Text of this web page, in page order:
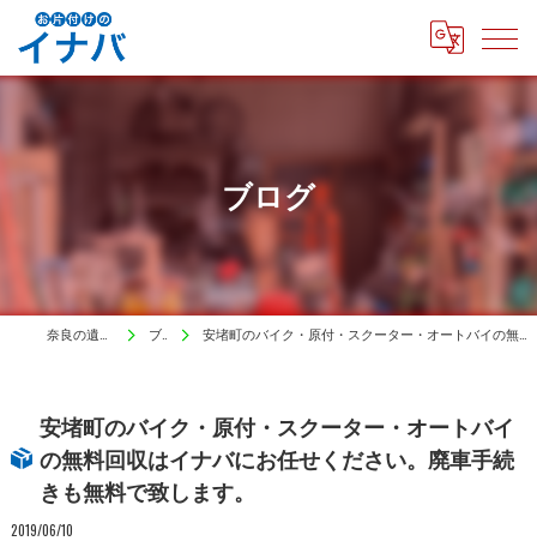
ブログ
ブログ 安堵町のバイク・原付・スクーター・オートバイの無料回収はイナバにお任せください。廃車手続きも無料で致します。
安堵町のバイク・原付・スクーター・オートバイ
の無料回収はイナバにお任せください。廃車手続
きも無料で致します。
2019/06/10